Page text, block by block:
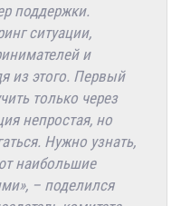
поддержки.
ситуации,
и
из этого. Первый
только через
непростая, но
Нужно узнать,
наибольшие
– поделился